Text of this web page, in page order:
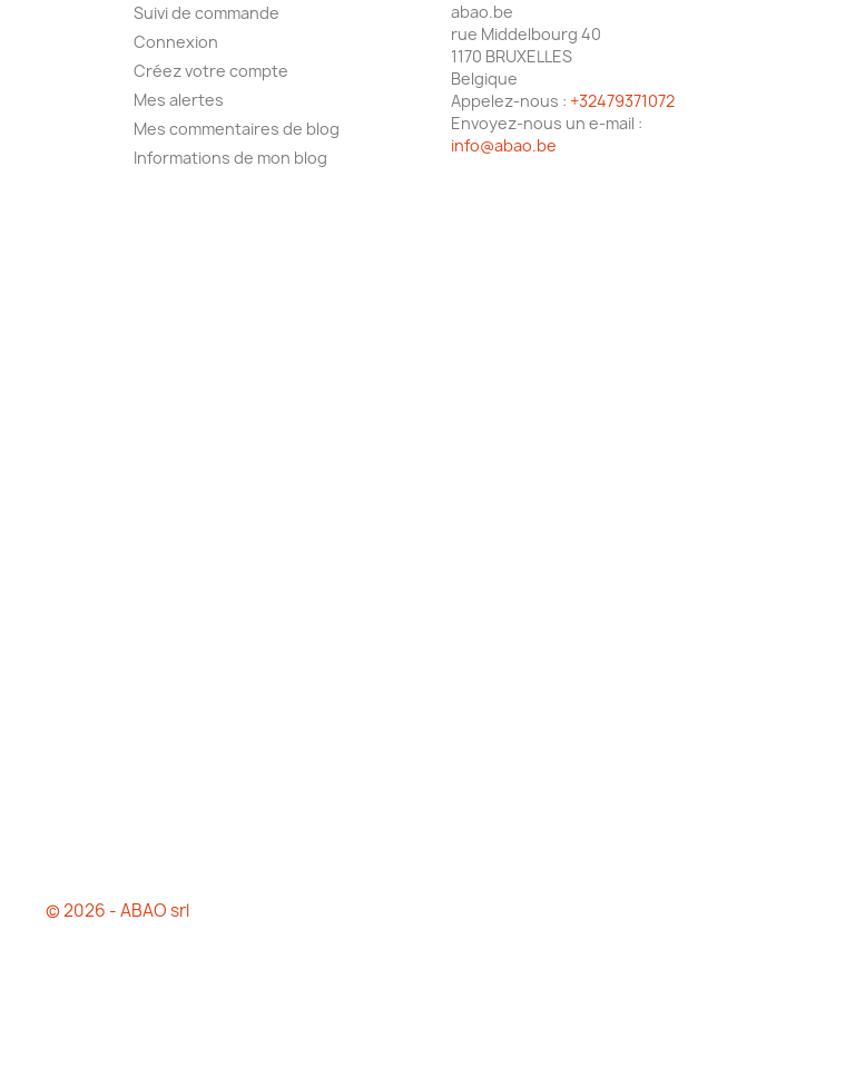
Suivi de commande
Connexion
Créez votre compte
Mes alertes
Mes commentaires de blog
Informations de mon blog
abao.be
rue Middelbourg 40
1170 BRUXELLES
Belgique
Appelez-nous : +32479371072
Envoyez-nous un e-mail :
info@abao.be
© 2026 - ABAO srl